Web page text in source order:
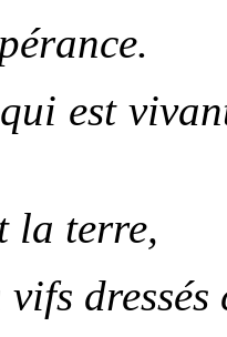
est
la terre,
dressés